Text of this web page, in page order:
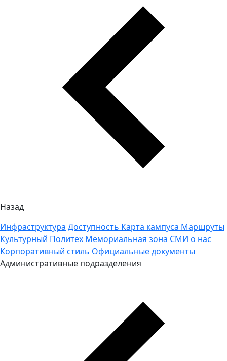
Назад
Инфраструктура Доступность Карта кампуса Маршруты
Культурный Политех Мемориальная зона СМИ о нас
Корпоративный стиль Официальные документы
Административные подразделения